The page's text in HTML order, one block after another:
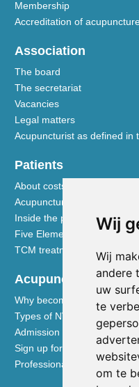
Wij
Wij
andere
uw
te
om te
Membership
Accreditation of
Association
The board
The secretariat
Vacancies
Legal matters
Acupuncturist as defined in
Patients
About costs and
Acupuncture explained
Inside the practice
Five Element nutrition
TCM treatment disciplines
Acupuncturists
Why become a member of
Types of NVA membership
Admission requirements
Sign up for membership
Professional liability